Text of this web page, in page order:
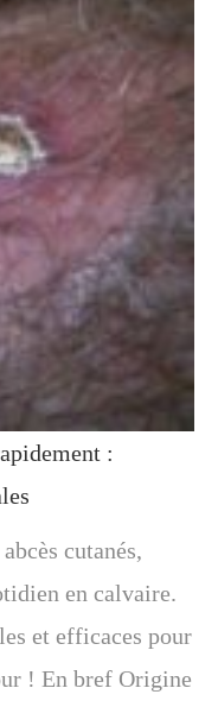
:
cutanés,
en calvaire.
et efficaces pour
! En bref Origine